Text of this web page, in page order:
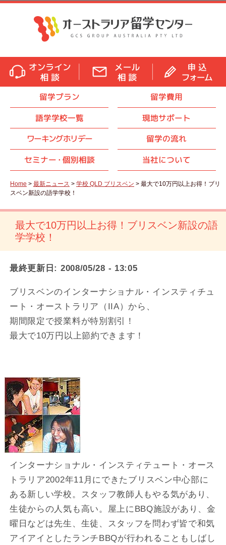
留学プラン
留学費用
語学学校一覧
現地サポート
ワーキングホリデー
留学の流れ
セミナー・ 個別相談 当社について
Home > 最新ニュース > 学校 QLD ブリスベン > 最大で10万円以上お得！ブリ
スベン新設の語学学校！
最大で10万円以上お得！ブリスベン新設の語
学学校！
最終更新日: 2008/05/28 - 13:05
ブリスベンのインターナショナル・インスティチュ
ート・オーストラリア（IIA）から、
期間限定で授業料が特別割引！
最大で10万円以上節約できます！
インターナショナル・インスティテュート・オース
トラリア2002年11月にできたブリスベン中心部に
ある新しい学校。スタッフ教師人もやる気があり、
生徒からの人気も高い。屋上にBBQ施設があり、金
曜日などは先生、生徒、スタッフを問わず皆で和気
アイアイとしたランチBBQが行われることもしばし